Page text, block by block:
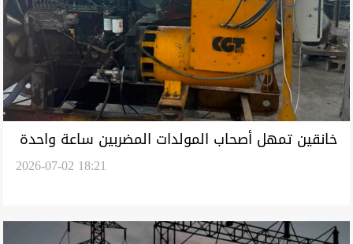
خانقين تمهل أصحاب المولدات المضربين ساعة واحدة
2026-07-02 18:21